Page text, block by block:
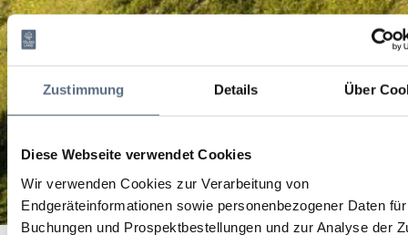
Zustimmung Details Über
Diese Webseite verwendet Cookies
Wir verwenden Cookies zur Verarbeitung von
Endgeräteinformationen sowie personenbezogener Daten
Buchungen und Prospektbestellungen und zur Analyse der